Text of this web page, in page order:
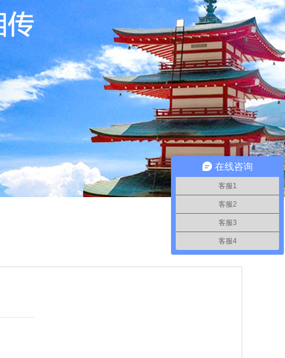
在线咨询
客服1
客服2
客服3
客服4